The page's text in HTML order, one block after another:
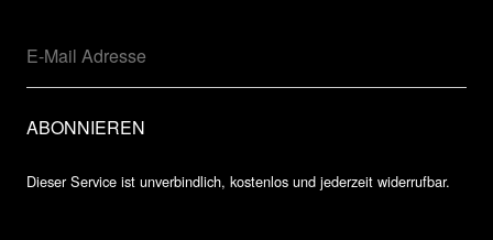
Dieser Service ist unverbindlich, kostenlos und jederzeit widerrufbar.